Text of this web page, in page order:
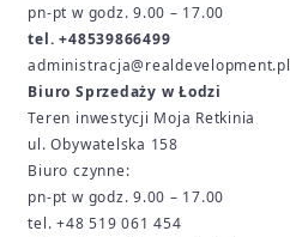
pn-pt w godz. 9.00 – 17.00
tel. +48539866499
administracja@realdevelopment.pl
Biuro Sprzedaży w Łodzi
Teren inwestycji Moja Retkinia
ul. Obywatelska 158
Biuro czynne:
pn-pt w godz. 9.00 – 17.00
tel. +48 519 061 454